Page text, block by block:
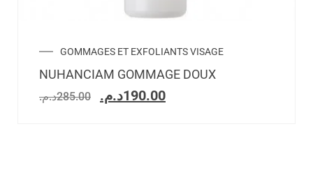
GOMMAGES ET EXFOLIANTS VISAGE
NUHANCIAM GOMMAGE DOUX
285.00د.م. 190.00د.م.